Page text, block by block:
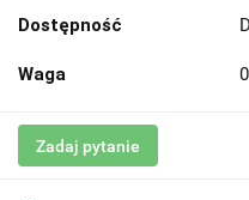
Dostępność
Waga
Zadaj pytanie